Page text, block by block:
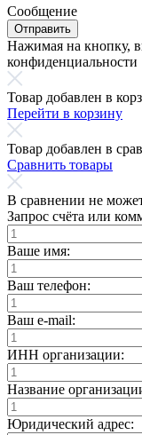
Сообщение
Отправить
Нажимая на кнопку,
конфиденциальности
Товар добавлен в
Перейти в корзину
Товар добавлен в
Сравнить товары
В сравнении не
Запрос счёта или
Ваше имя:
Ваш телефон:
Ваш e-mail:
ИНН организации:
Название
Юридический адрес: